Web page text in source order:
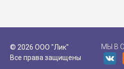
© 2026 ООО "Лик"
Все права защищены
МЫ В